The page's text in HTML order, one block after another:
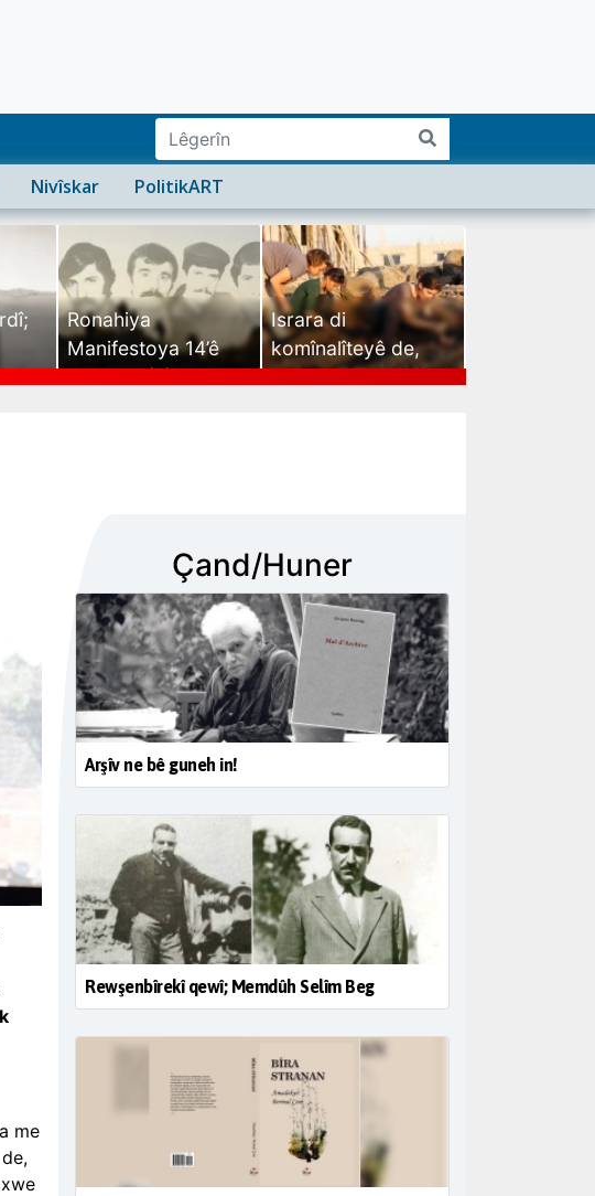
Nivîskar PolitikART
Ronahiya
Manifestoya 14’ê
Israra di
komînalîteyê de,
me
Çand/Huner
Arşîv ne bê guneh in!
Rewşenbîrekî qewî; Memdûh Selîm Beg